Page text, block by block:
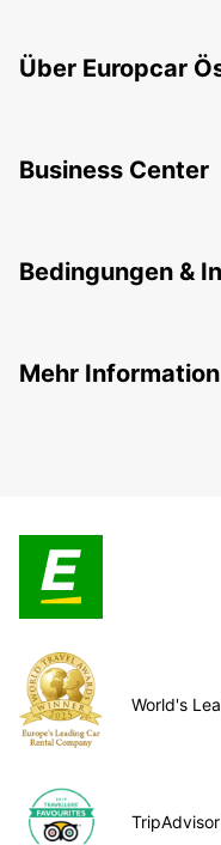
Über Europcar
Business Center
Bedingungen &
Mehr Information
World's